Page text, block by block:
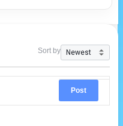
Sort by
Post